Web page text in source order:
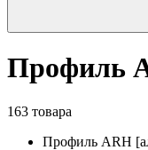
Профиль
163 товара
Профиль ARH